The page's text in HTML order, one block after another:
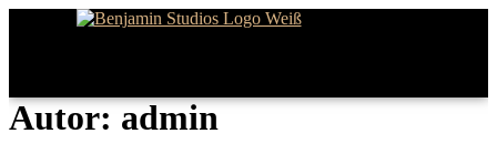
Autor: admin